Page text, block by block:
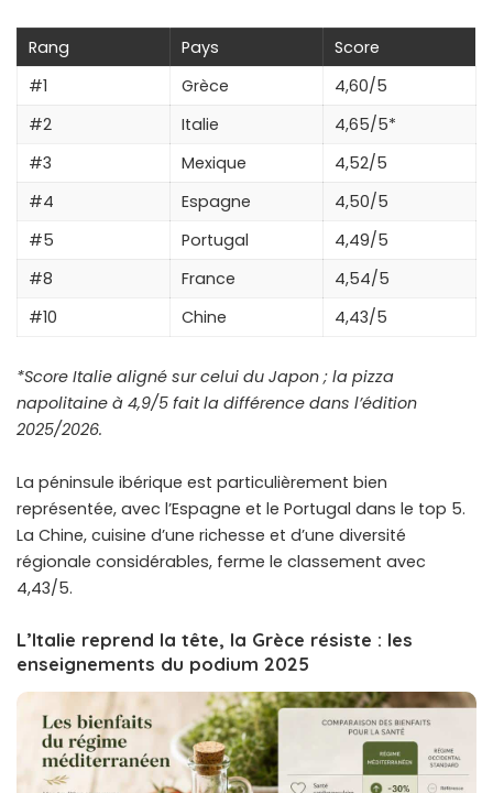
Rang Pays
Score
#1
Grèce
4,60/5
#2
Italie
4,65/5*
#3
Mexique
4,52/5
#4
Espagne
4,50/5
#5
Portugal
4,49/5
#8
France
4,54/5
#10
Chine 4,43/5
*Score Italie aligné sur celui du Japon ; la pizza
napolitaine à 4,9/5 fait la différence dans l’édition
2025/2026.
La péninsule ibérique est particulièrement bien
représentée, avec l’Espagne et le Portugal dans le top 5.
La Chine, cuisine d’une richesse et d’une diversité
régionale considérables, ferme le classement avec
4,43/5.
L’Italie reprend la tête, la Grèce résiste : les
enseignements du podium 2025